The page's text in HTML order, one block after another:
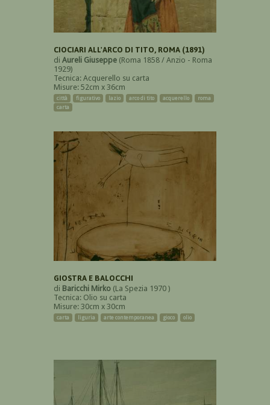
CIOCIARI ALL'ARCO DI TITO, ROMA (1891)
di Aureli Giuseppe (Roma 1858 / Anzio - Roma
1929)
Tecnica: Acquerello su carta
Misure: 52cm x 36cm
città figurativo lazio arco di tito acquerello
roma
carta
GIOSTRA E BALOCCHI
di Baricchi Mirko (La Spezia 1970 )
Tecnica: Olio su carta
Misure: 30cm x 30cm
carta liguria arte contemporanea gioco olio